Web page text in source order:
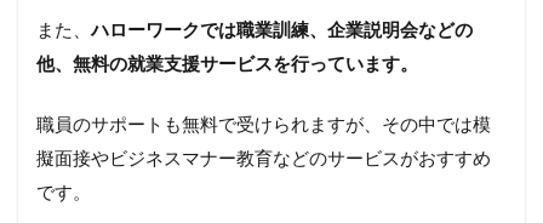
また、ハローワークでは職業訓練、企業説明会などの
他、無料の就業支援サービスを行っています。
職員のサポートも無料で受けられますが、その中では模
擬面接やビジネスマナー教育などのサービスがおすすめ
です。